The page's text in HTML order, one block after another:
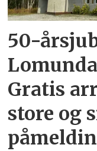
50-
Gratis
store og